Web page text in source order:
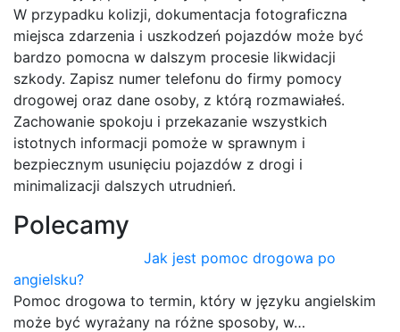
W przypadku kolizji, dokumentacja fotograficzna
miejsca zdarzenia i uszkodzeń pojazdów może być
bardzo pomocna w dalszym procesie likwidacji
szkody. Zapisz numer telefonu do firmy pomocy
drogowej oraz dane osoby, z którą rozmawiałeś.
Zachowanie spokoju i przekazanie wszystkich
istotnych informacji pomoże w sprawnym i
bezpiecznym usunięciu pojazdów z drogi i
minimalizacji dalszych utrudnień.
Polecamy
Jak jest pomoc drogowa po
angielsku?
Pomoc drogowa to termin, który w języku angielskim
może być wyrażany na różne sposoby, w…